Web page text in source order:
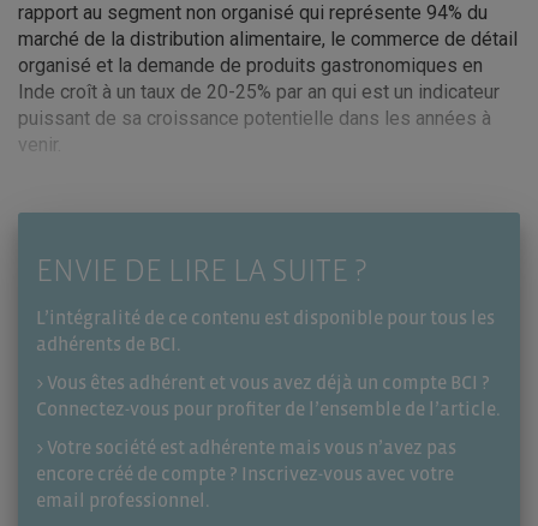
rapport au segment non organisé qui représente 94% du
marché de la distribution alimentaire, le commerce de détail
organisé et la demande de produits gastronomiques en
Inde croît à un taux de 20-25% par an qui est un indicateur
puissant de sa croissance potentielle dans les années à
venir.
ENVIE DE LIRE LA SUITE ?
L’intégralité de ce contenu est disponible pour tous les
adhérents de BCI.
> Vous êtes adhérent et vous avez déjà un compte BCI ?
Connectez-vous pour profiter de l’ensemble de l’article.
> Votre société est adhérente mais vous n’avez pas
encore créé de compte ? Inscrivez-vous avec votre
email professionnel.